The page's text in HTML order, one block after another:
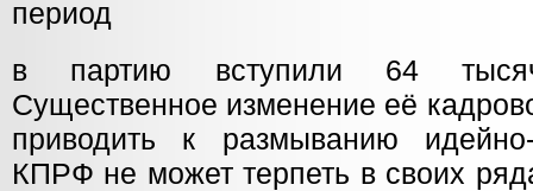
период
в партию вступили 64
Существенное изменение её
приводить к размыванию идейно-
КПРФ не может терпеть в своих